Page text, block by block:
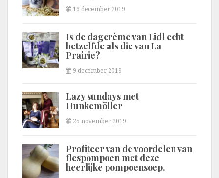
16 december 2019
Is de dagcrème van Lidl echt
hetzelfde als die van La
Prairie?
9 december 2019
Lazy sundays met
Hunkemöller
25 november 2019
Profiteer van de voordelen van
flespompoen met deze
heerlijke pompoensoep.